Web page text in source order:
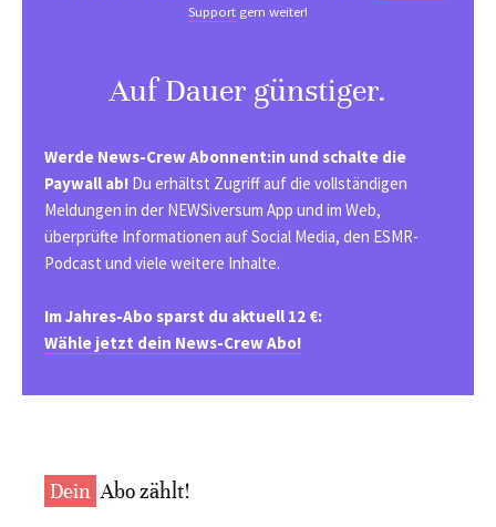
Support gern weiter!
Auf Dauer günstiger.
Werde News-Crew Abonnent:in und schalte die
Paywall ab! Du erhältst Zugriff auf die vollständigen
Meldungen in der NEWSiversum App und im Web,
überprüfte Informationen auf Social Media, den ESMR-
Podcast und viele weitere Inhalte.
Im Jahres-Abo sparst du aktuell 12 €:
Wähle jetzt dein News-Crew Abo!
Dein Abo zählt!